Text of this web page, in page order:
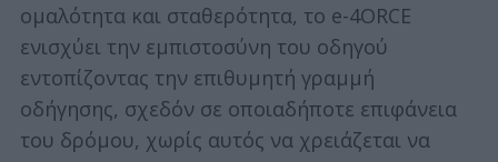
ομαλότητα και σταθερότητα, το e-4ORCE
ενισχύει την εμπιστοσύνη του οδηγού
εντοπίζοντας την επιθυμητή γραμμή
οδήγησης, σχεδόν σε οποιαδήποτε επιφάνεια
του δρόμου, χωρίς αυτός να χρειάζεται να